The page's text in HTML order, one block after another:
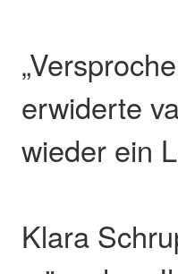
erwiderte
wieder ein
Klara